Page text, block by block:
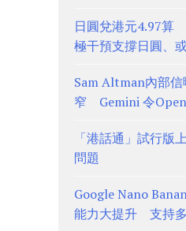
日圓兌港元4.97算
極干預支撐日圓、
Sam Altman內部
窄 Gemini 令
「港話通」試行
問題
Google Nano
能力大提升 支持